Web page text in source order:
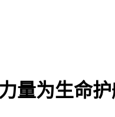
量为生命